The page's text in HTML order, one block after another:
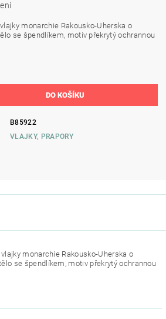
monarchie Rakousko-Uherska o
se špendlíkem, motiv překrytý ochrannou
B85922
VLAJKY, PRAPORY
monarchie Rakousko-Uherska o
se špendlíkem, motiv překrytý ochrannou